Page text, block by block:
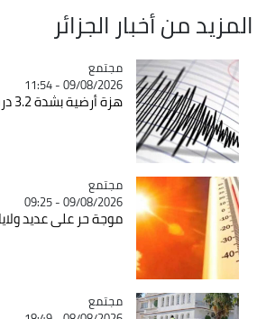
المزيد من أخبار الجزائر
Catégorie
مجتمع
09/08/2026 - 11:54
هزة أرضية بشدة 3.2 درجات بولاية المدية
Catégorie
مجتمع
09/08/2026 - 09:25
موجة حر على عديد
Catégorie
مجتمع